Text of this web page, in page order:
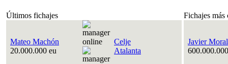
Últimos fichajes Fichajes más
Mateo Machón
20.000.000 eu
Celje
Atalanta
Javier